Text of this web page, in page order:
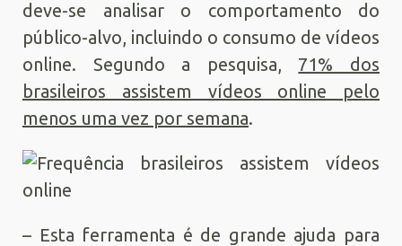
deve-se analisar o comportamento do
público-alvo, incluindo o consumo de vídeos
online. Segundo a pesquisa, 71% dos
brasileiros assistem vídeos online pelo
menos uma vez por semana.
– Esta ferramenta é de grande ajuda para